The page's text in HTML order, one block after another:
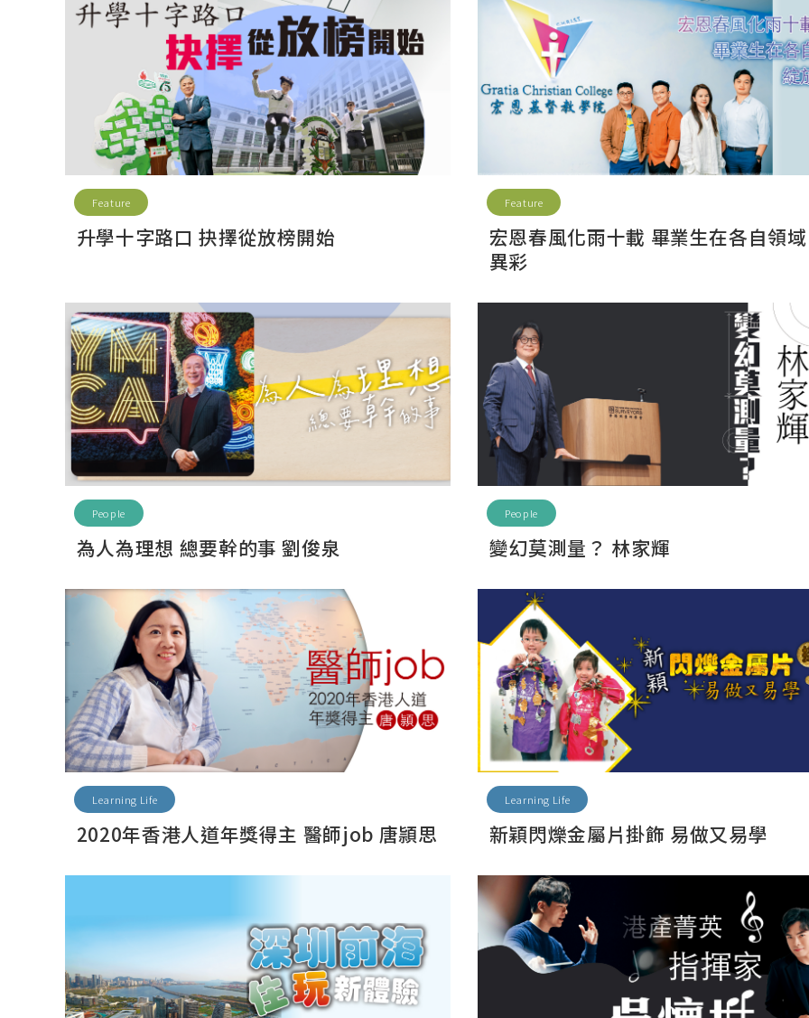
Feature
升學十字路口 抉擇從放榜開始
Feature
宏恩春風化雨十載 畢業生在各自領
異彩
People
為人為理想 總要幹的事 劉俊泉
People
變幻莫測量？ 林家輝
Learning Life
2020年香港人道年獎得主 醫師job 唐頴思
Learning Life
新穎閃爍金屬片掛飾 易做又易學